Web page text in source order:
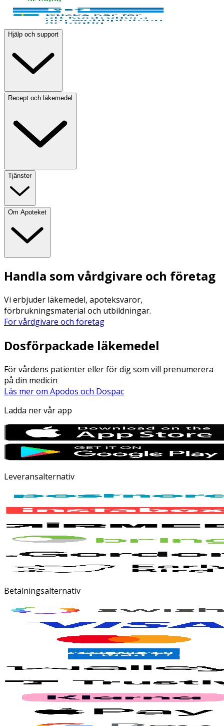
Hjälp och support
Recept och läkemedel
Tjänster
Om Apoteket
Handla som vårdgivare och företag
Vi erbjuder läkemedel, apoteksvaror,
förbrukningsmaterial och utbildningar.
För vårdgivare och företag
Dosförpackade läkemedel
För vårdens patienter eller för dig som vill prenumerera
på din medicin
Läs mer om Apodos och Dospac
Ladda ner vår app
Leveransalternativ
Betalningsalternativ